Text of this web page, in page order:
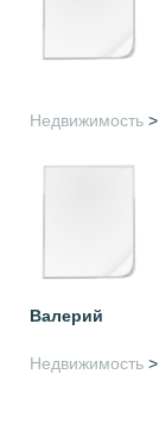
Недвижимость >
Валерий
Недвижимость >